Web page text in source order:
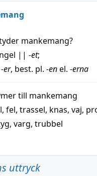
mankemang?
|| -et;
-er, best. pl. -enel. -erna
till mankemang
, fel, trassel, knas, vaj,
, varg, trubbel
uttryck